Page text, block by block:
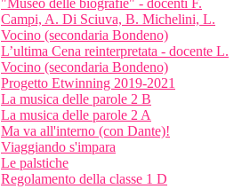
"Museo delle biografie" - docenti F.
Campi, A. Di Sciuva, B. Michelini, L.
Vocino (secondaria Bondeno)
L’ultima Cena reinterpretata - docente L.
Vocino (secondaria Bondeno)
Progetto Etwinning 2019-2021
La musica delle parole 2 B
La musica delle parole 2 A
Ma va all'interno (con Dante)!
Viaggiando s'impara
Le palstiche
Regolamento della classe 1 D